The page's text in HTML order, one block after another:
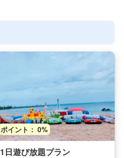
ポイント： 0%
1日遊び放題プラン